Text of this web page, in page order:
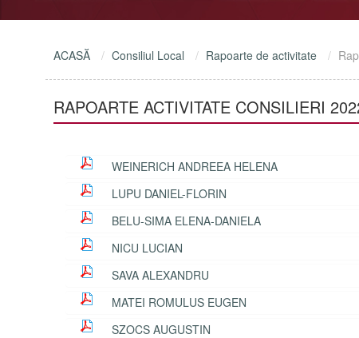
ACASĂ Consiliul Local Rapoarte de activitate
RAPOARTE ACTIVITATE CONSILIERI
WEINERICH ANDREEA HELENA
LUPU DANIEL-FLORIN
BELU-SIMA ELENA-DANIELA
NICU LUCIAN
SAVA ALEXANDRU
MATEI ROMULUS EUGEN
SZOCS AUGUSTIN